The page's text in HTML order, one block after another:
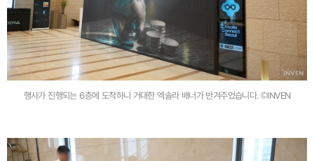
행사가 진행되는 6층에 도착하니 거대한 엑솔라 배너가 반겨주었습니다. ©INVEN